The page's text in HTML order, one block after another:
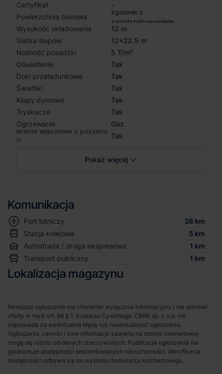
Certyfikat
-
Powierzchnia biurowa
zgodnie z
zapotrzebowaniem
Wysokość składowania
12 m
Siatka słupów
12x22.5 m
Nośność posadzki
5 T/m²
Oświetlenie
Tak
Doki przeładunkowe
Tak
Świetliki
Tak
Klapy dymowe
Tak
Tryskacze
Tak
Ogrzewanie
Gaz
Brama wjazdowa z poziomu
0
Tak
Pokaż więcej
Komunikacja
Port lotniczy
38 km
Stacja kolejowa
5 km
Autostrada / droga ekspresowa
1 km
Transport publiczny
1 km
Lokalizacja magazynu
Niniejsze ogłoszenie ma charakter wyłącznie informacyjny i nie stanowi
oferty w myśl art. 66 § 1. Kodeksu Cywilnego. CBRE sp. z o.o. nie
odpowiada za ewentualne błędy lub nieaktualność ogłoszenia.
Ogłoszenia, cenniki i inne informacje zawarte na stronie internetowej
mogą się różnić od danych rzeczywistych. Publikacja ogłoszenia nie
gwarantuje dostępności prezentowanych nieruchomości. Weryfikacja
dostępności odbywa się po wysłaniu formularza kontaktowego.